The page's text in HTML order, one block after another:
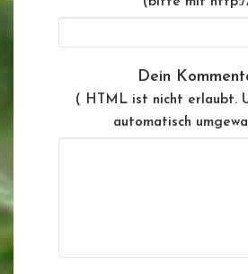
Dein
( HTML ist nicht erlaubt.
automatisch